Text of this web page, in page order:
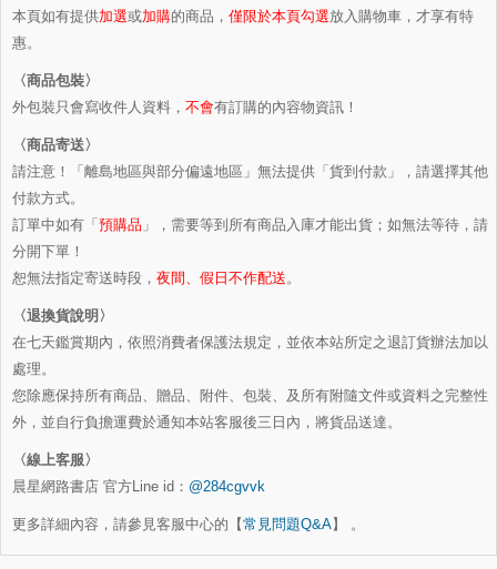
本頁如有提供加選或加購的商品， 僅限於本頁勾選放入購物車，才享有特
惠。
〈商品包裝〉
外包裝只會寫收件人資料， 不會有訂購的內容物資訊！
〈商品寄送〉
請注意！「離島地區與部分偏遠地區」無法提供「貨到付款」，請選擇其他
付款方式。
訂單中如有「 預購品 」，需要等到所有商品入庫才能出貨；如無法等待，請
分開下單！
恕無法指定寄送時段， 夜間、假日不作配送。
〈退換貨說明〉
在七天鑑賞期內，依照消費者保護法規定，並依本站所定之退訂貨辦法加以
處理。
您除應保持所有商品、贈品、附件、包裝、及所有附隨文件或資料之完整性
外，並自行負擔運費於通知本站客服後三日內，將貨品送達。
〈線上客服〉
晨星網路書店 官方Line id： @284cgvvk
更多詳細內容，請參見客服中心的【常見問題Q&A】 。